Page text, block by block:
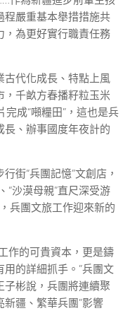
程嚴重基本舉措措施共
，為更好實行職責任務
古代化成長、特點上風
，千畝方春播籽粒玉米
成“噸糧田”，這也是兵
長、辦事國度年夜計的
街“兵團記憶”文創店，
“沙漠母親”直尺深受游
兵團文旅工作迎來新的
作的可貴資本，更是鑄
的詳細抓手。”兵團文
子彬說，兵團將連續聚
新疆、繁華兵團”影響